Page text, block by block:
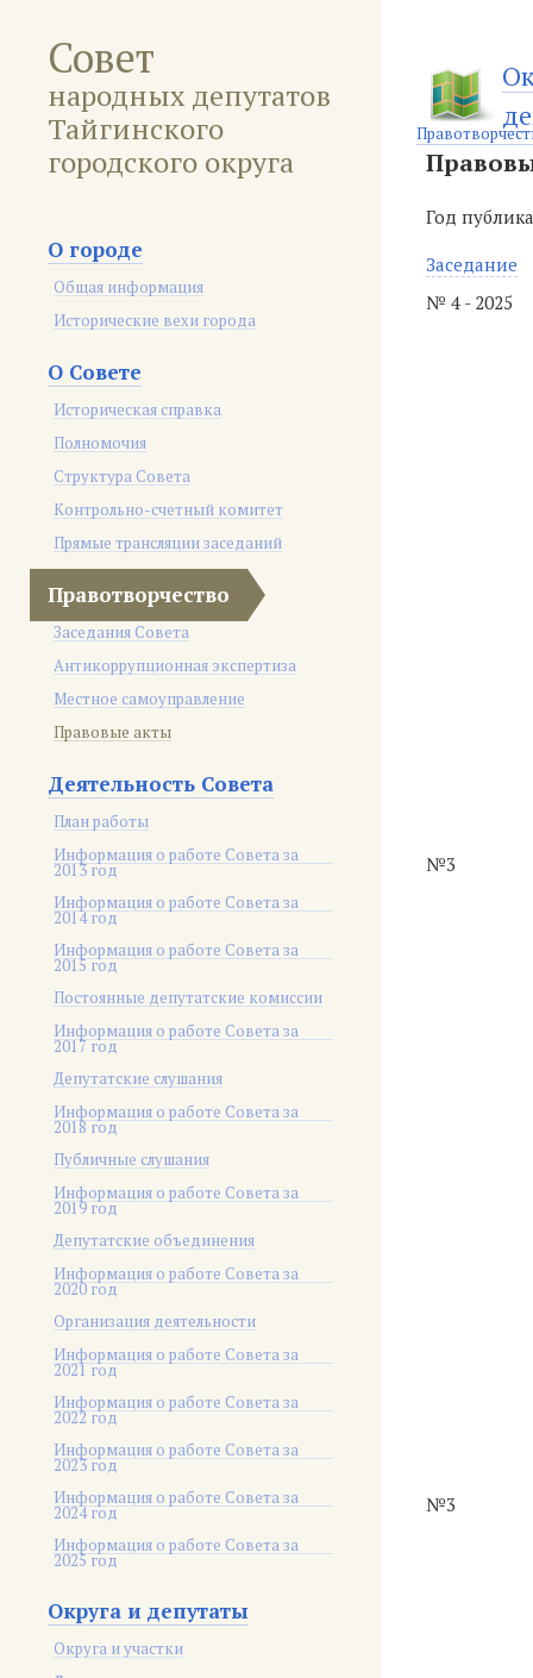
Совет
народных депутатов
Тайгинского
городского округа
О городе
Общая информация
Исторические вехи города
О Совете
Историческая справка
Полномочия
Структура Совета
Контрольно-счетный комитет
Прямые трансляции заседаний
Правотворчество
Заседания Совета
Антикоррупционная экспертиза
Местное самоуправление
Правовые акты
Деятельность Совета
План работы
Информация о работе Совета за
2013 год
Информация о работе Совета за
2014 год
Информация о работе Совета за
2015 год
Постоянные депутатские комиссии
Информация о работе Совета за
2017 год
Депутатские слушания
Информация о работе Совета за
2018 год
Публичные слушания
Информация о работе Совета за
2019 год
Депутатские объединения
Информация о работе Совета за
2020 год
Организация деятельности
Информация о работе Совета за
2021 год
Информация о работе Совета за
2022 год
Информация о работе Совета за
2023 год
Информация о работе Совета за
2024 год
Информация о работе Совета за
2025 год
Округа и депутаты
Округа и участки
Год
Заседание
№ 4 - 2025
№3
№3